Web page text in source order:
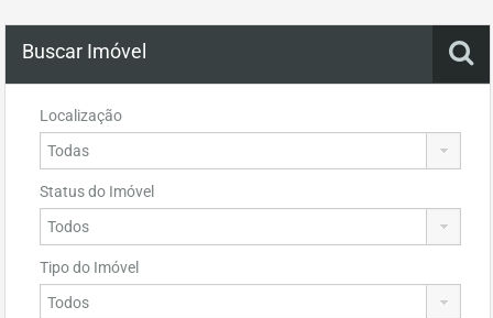
Buscar Imóvel
Localização
Status do Imóvel
Tipo do Imóvel